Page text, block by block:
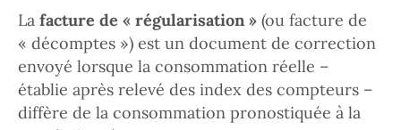
La facture de « régularisation » (ou facture de
« décomptes ») est un document de correction
envoyé lorsque la consommation réelle –
établie après relevé des index des compteurs –
diffère de la consommation pronostiquée à la